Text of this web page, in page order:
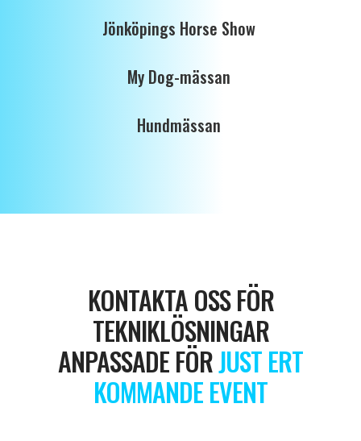
Jönköpings Horse Show
My Dog-mässan
Hundmässan
KONTAKTA OSS FÖR
TEKNIKLÖSNINGAR
ANPASSADE FÖRJUST ERT
KOMMANDE EVENT